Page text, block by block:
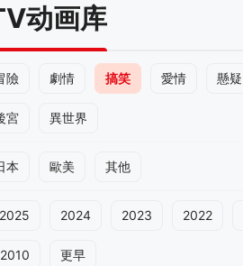
动画库
險 劇情 搞笑 愛情 懸疑
宮 異世界
本 歐美 其他
2025 2024 2023 2022
2010 更早